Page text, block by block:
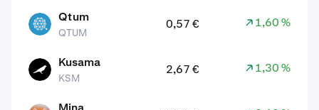
QTUM Qtum
QTUM
0,57 € 1,60 %
KSM Kusama
KSM
2,67 € 1,30 %